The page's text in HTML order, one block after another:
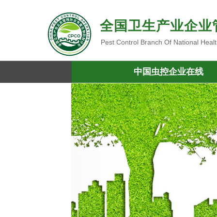
全国卫生产业企
Pest Control Branch Of National
中国虫控企业在线